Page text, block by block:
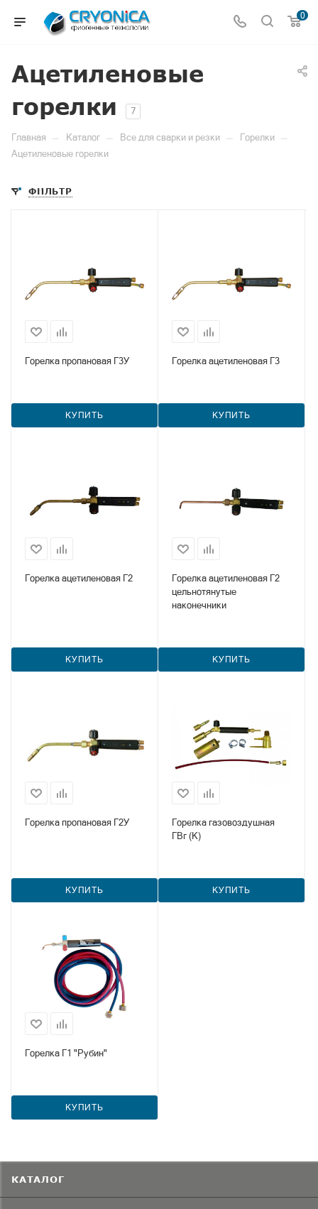
0
Ацетиленовые
горелки
7
Главная — Каталог — Все для сварки и резки — Горелки —
Ацетиленовые горелки
ФИЛЬТР
Горелка пропановая Г3У
КУПИТЬ
Горелка ацетиленовая Г3
КУПИТЬ
Горелка ацетиленовая Г2
КУПИТЬ
Горелка ацетиленовая Г2
цельнотянутые
наконечники
КУПИТЬ
Горелка пропановая Г2У
КУПИТЬ
Горелка газовоздушная
ГВг (К)
КУПИТЬ
Горелка Г1 "Рубин"
КУПИТЬ
КАТАЛОГ